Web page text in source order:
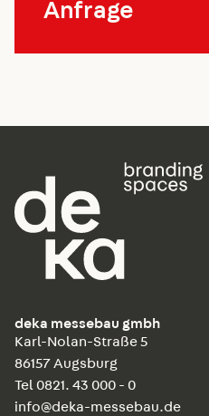
Anfrage
deka messebau gmbh
Karl-Nolan-Straße 5
86157 Augsburg
Tel 0821. 43 000 - 0
info@deka-messebau.de